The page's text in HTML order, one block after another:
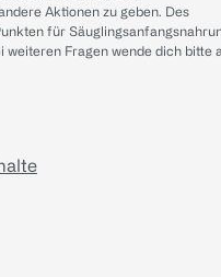
Aktionen zu geben. Des
für
weiteren Fragen wende dich bitte